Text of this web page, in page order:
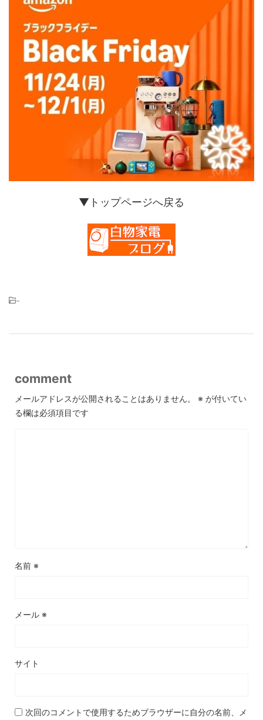
▼トップページへ戻る
-
comment
メールアドレスが公開されることはありません。 ※ が付いてい
る欄は必須項目です
名前 ※
メール ※
サイト
次回のコメントで使用するためブラウザーに自分の名前、メ